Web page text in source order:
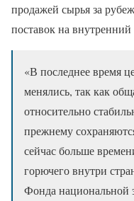
продажей сырья за
поставок на
«В последнее время
менялись, так как
относительно
прежнему
сейчас больше
горючего внутри
Фонда национальной